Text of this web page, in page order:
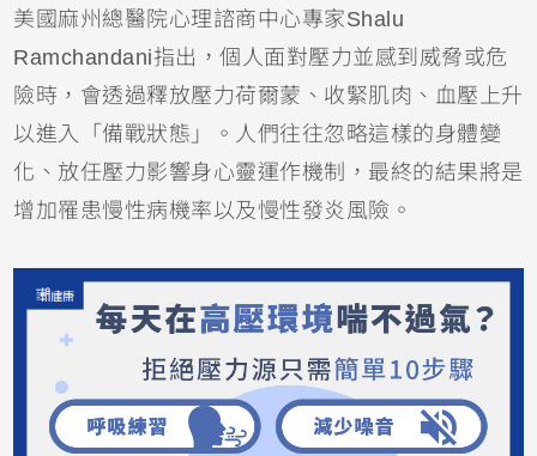
美國麻州總醫院心理諮商中心專家Shalu
Ramchandani指出，個人面對壓力並感到威脅或危
險時，會透過釋放壓力荷爾蒙、收緊肌肉、血壓上升
以進入「備戰狀態」。人們往往忽略這樣的身體變
化、放任壓力影響身心靈運作機制，最終的結果將是
增加罹患慢性病機率以及慢性發炎風險。